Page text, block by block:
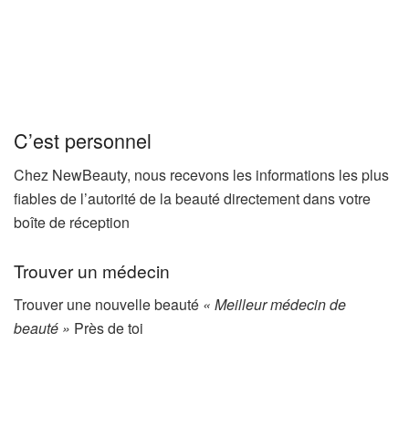
C’est personnel
Chez NewBeauty, nous recevons les informations les plus
fiables de l’autorité de la beauté directement dans votre
boîte de réception
Trouver un médecin
Trouver une nouvelle beauté « Meilleur médecin de
beauté » Près de toi